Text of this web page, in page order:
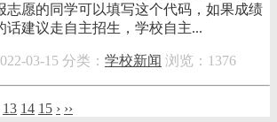
志愿的同学可以填写这个代码，如果成绩
话建议走自主招生，学校自主...
03-15 分类： 学校新闻 浏览：1376
13 14 15 › ››